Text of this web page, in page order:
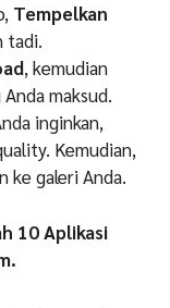
Tempelkan
tadi.
, kemudian
maksud.
inginkan,
Kemudian,
ke galeri Anda.
10 Aplikasi